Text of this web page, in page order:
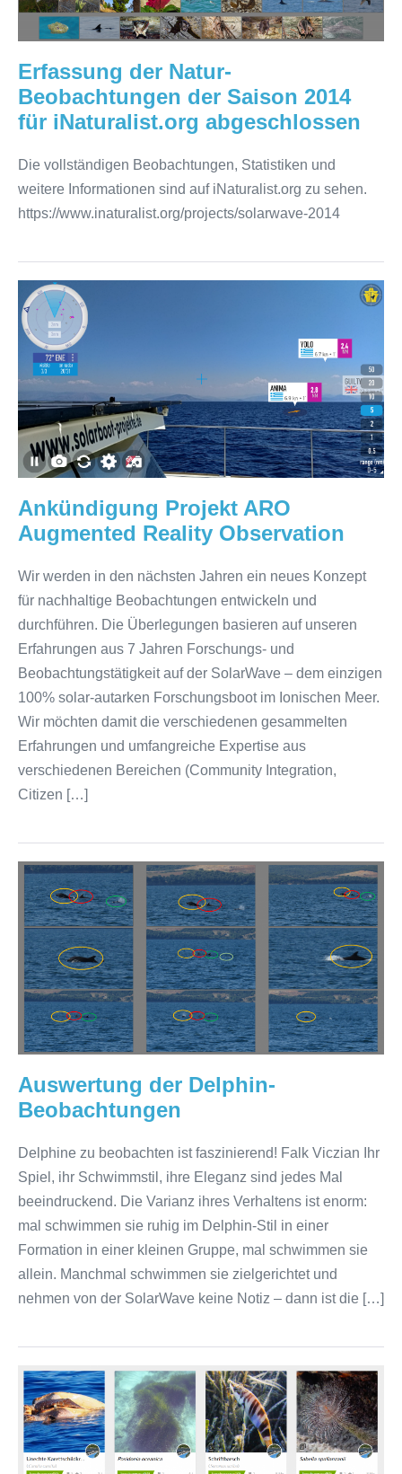
2014
abgeschlossen
Erfassung der Natur-
Beobachtungen der Saison 2014
für iNaturalist.org abgeschlossen
Die vollständigen Beobachtungen, Statistiken und
weitere Informationen sind auf iNaturalist.org zu sehen.
https://www.inaturalist.org/projects/solarwave-2014
Ankündigung
Projekt
ARO
Augmented
Reality
Observation
Ankündigung Projekt ARO
Augmented Reality Observation
Wir werden in den nächsten Jahren ein neues Konzept
für nachhaltige Beobachtungen entwickeln und
durchführen. Die Überlegungen basieren auf unseren
Erfahrungen aus 7 Jahren Forschungs- und
Beobachtungstätigkeit auf der SolarWave – dem einzigen
100% solar-autarken Forschungsboot im Ionischen Meer.
Wir möchten damit die verschiedenen gesammelten
Erfahrungen und umfangreiche Expertise aus
verschiedenen Bereichen (Community Integration,
Citizen […]
Auswertung
der
Delphin-
Beobachtungen
Auswertung der Delphin-
Beobachtungen
Delphine zu beobachten ist faszinierend! Falk Viczian Ihr
Spiel, ihr Schwimmstil, ihre Eleganz sind jedes Mal
beeindruckend. Die Varianz ihres Verhaltens ist enorm:
mal schwimmen sie ruhig im Delphin-Stil in einer
Formation in einer kleinen Gruppe, mal schwimmen sie
allein. Manchmal schwimmen sie zielgerichtet und
nehmen von der SolarWave keine Notiz – dann ist die […]
Großartige
erste
Erfahrungen
mit